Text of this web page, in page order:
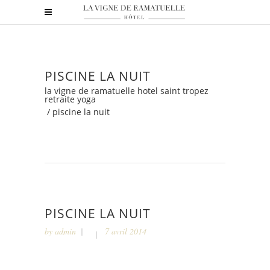
PISCINE LA NUIT
la vigne de ramatuelle hotel saint tropez
retraite yoga
/ piscine la nuit
PISCINE LA NUIT
by admin 7 avril 2014